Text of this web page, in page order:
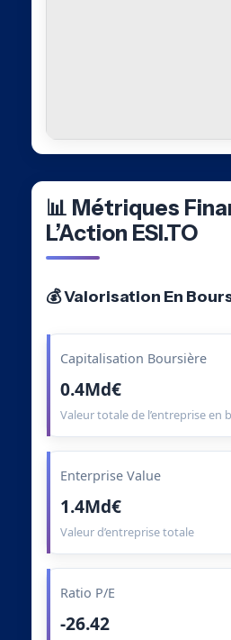
📊 Métriques
L’Action ESI.TO
💰 Valorisation En
Capitalisation Boursière
0.4Md€
Valeur totale de l’entreprise en
Enterprise Value
1.4Md€
Valeur d’entreprise totale
Ratio P/E
-26.42